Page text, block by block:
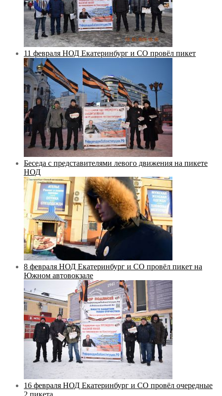
11 февраля НОД Екатеринбург и СО провёл пикет
Беседа с представителями левого движения на пикете
НОД
8 февраля НОД Екатеринбург и СО провёл пикет на
Южном автовокзале
16 февраля НОД Екатеринбург и СО провёл очередные
2 пикета